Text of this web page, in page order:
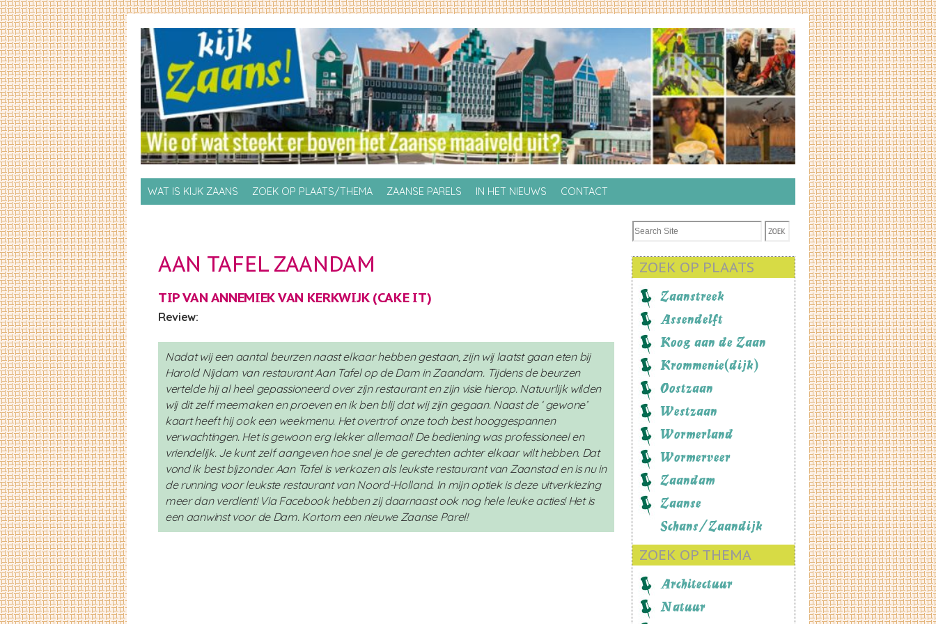
WAT IS KIJK ZAANS ZOEK OP PLAATS/THEMA ZAANSE PARELS IN HET NIEUWS CONTACT
AAN TAFEL ZAANDAM
TIP VAN ANNEMIEK VAN KERKWIJK (CAKE IT)
Review:
Nadat wij een aantal beurzen naast elkaar hebben gestaan, zijn wij laatst gaan eten bij
Harold Nijdam van restaurant Aan Tafel op de Dam in Zaandam. Tijdens de beurzen
vertelde hij al heel gepassioneerd over zijn restaurant en zijn visie hierop. Natuurlijk wilden
wij dit zelf meemaken en proeven en ik ben blij dat wij zijn gegaan. Naast de ‘ gewone’
kaart heeft hij ook een weekmenu. Het overtrof onze toch best hooggespannen
verwachtingen. Het is gewoon erg lekker allemaal! De bediening was professioneel en
vriendelijk. Je kunt zelf aangeven hoe snel je de gerechten achter elkaar wilt hebben. Dat
vond ik best bijzonder. Aan Tafel is verkozen als leukste restaurant van Zaanstad en is nu in
de running voor leukste restaurant van Noord-Holland. In mijn optiek is deze uitverkiezing
meer dan verdient! Via Facebook hebben zij daarnaast ook nog hele leuke acties! Het is
een aanwinst voor de Dam. Kortom een nieuwe Zaanse Parel!
ZOEK OP PLAATS
Zaanstreek
Assendelft
Koog aan de Zaan
Krommenie(dijk)
Oostzaan
Westzaan
Wormerland
Wormerveer
Zaandam
Zaanse
Schans/Zaandijk
ZOEK OP THEMA
Architectuur
Natuur